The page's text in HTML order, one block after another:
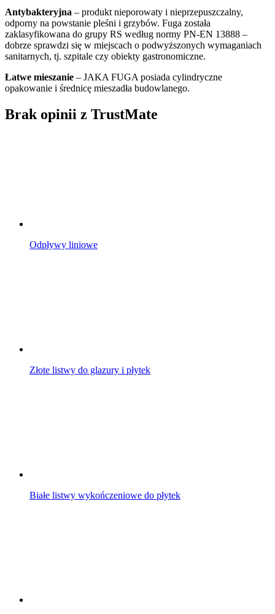
Antybakteryjna – produkt nieporowaty i nieprzepuszczalny,
odporny na powstanie pleśni i grzybów. Fuga została
zaklasyfikowana do grupy RS według normy PN-EN 13888 –
dobrze sprawdzi się w miejscach o podwyższonych wymaganiach
sanitarnych, tj. szpitale czy obiekty gastronomiczne.
Łatwe mieszanie – JAKA FUGA posiada cylindryczne
opakowanie i średnicę mieszadła budowlanego.
Brak opinii z TrustMate
Odpływy liniowe
Złote listwy do glazury i płytek
Białe listwy wykończeniowe do płytek